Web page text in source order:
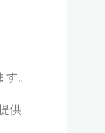
。
供